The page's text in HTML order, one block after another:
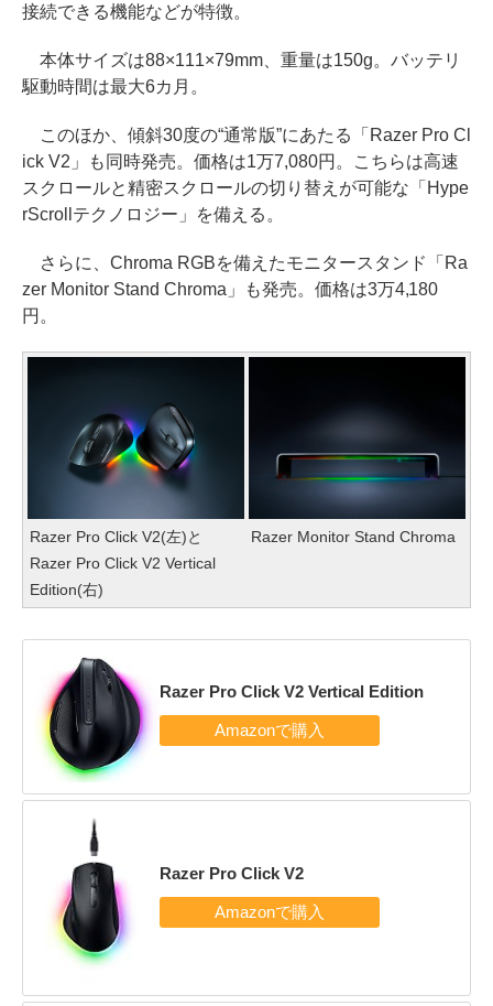
接続できる機能などが特徴。
本体サイズは88×111×79mm、重量は150g。バッテリ
駆動時間は最大6カ月。
このほか、傾斜30度の“通常版”にあたる「Razer Pro Cl
ick V2」も同時発売。価格は1万7,080円。こちらは高速
スクロールと精密スクロールの切り替えが可能な「Hype
rScrollテクノロジー」を備える。
さらに、Chroma RGBを備えたモニタースタンド「Ra
zer Monitor Stand Chroma」も発売。価格は3万4,180
円。
Razer Pro Click V2(左)と
Razer Pro Click V2 Vertical
Edition(右)
Razer Monitor Stand Chroma
Razer Pro Click V2 Vertical Edition
Razer Pro Click V2